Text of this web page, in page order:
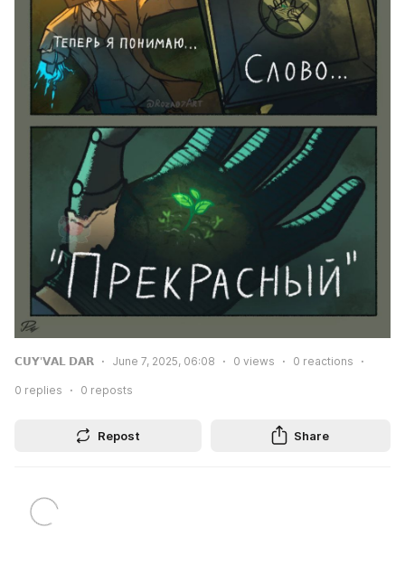
𝗖𝗨𝗬'𝗩𝗔𝗟 𝗗𝗔𝗥 June 7, 2025, 06:08 0 views 0 reactions
0 replies 0 reposts
Repost Share